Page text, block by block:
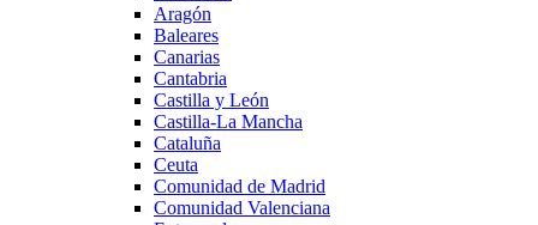
Aragón
Baleares
Canarias
Cantabria
Castilla y León
Castilla-La Mancha
Cataluña
Ceuta
Comunidad de Madrid
Comunidad Valenciana